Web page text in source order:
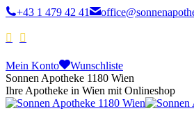
+43 1 479 42 41
Mein Konto
Wunschliste
Sonnen Apotheke 1180 Wien
Ihre Apotheke in Wien mit Onlineshop